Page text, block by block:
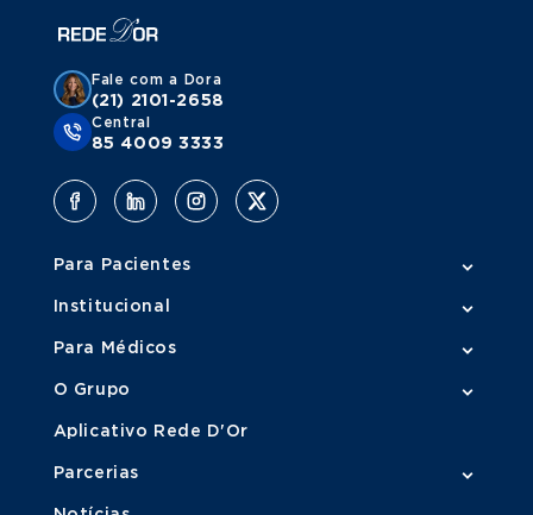
Fale com a Dora
(21) 2101-2658
Central
85 4009 3333
Para Pacientes
Institucional
Para Médicos
O Grupo
Aplicativo Rede D'Or
Parcerias